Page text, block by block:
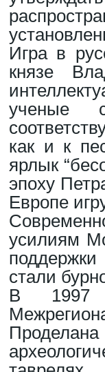
Игра в
князе
ученые
как и к
ярлык
эпоху
Европе
усилиям
стали
В 1997